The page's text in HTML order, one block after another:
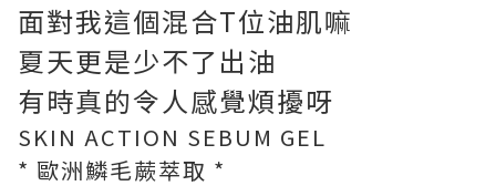
面對我這個混合T位油肌嘛
夏天更是少不了出油
有時真的令人感覺煩擾呀
SKIN ACTION SEBUM GEL
* 歐洲鱗毛蕨萃取 *